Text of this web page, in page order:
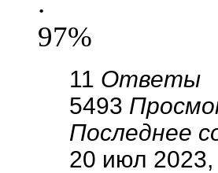
97%
11 Ответы
5493
Последнее
20 июл 2023,